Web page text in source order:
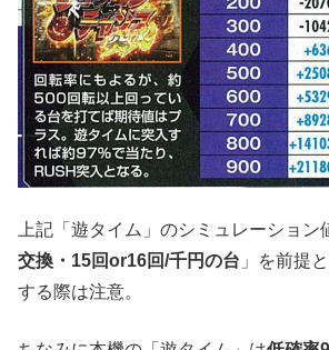
上記「遊タイム」のシミュレーション
交換・15回or16回/千円の台 」を前提
する際は注意。